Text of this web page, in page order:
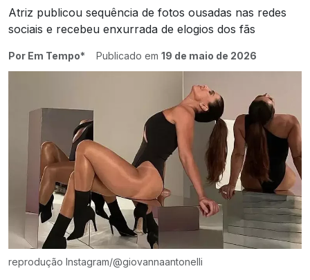
Atriz publicou sequência de fotos ousadas nas redes
sociais e recebeu enxurrada de elogios dos fãs
Por Em Tempo* Publicado em 19 de maio de 2026
reprodução Instagram/@giovannaantonelli